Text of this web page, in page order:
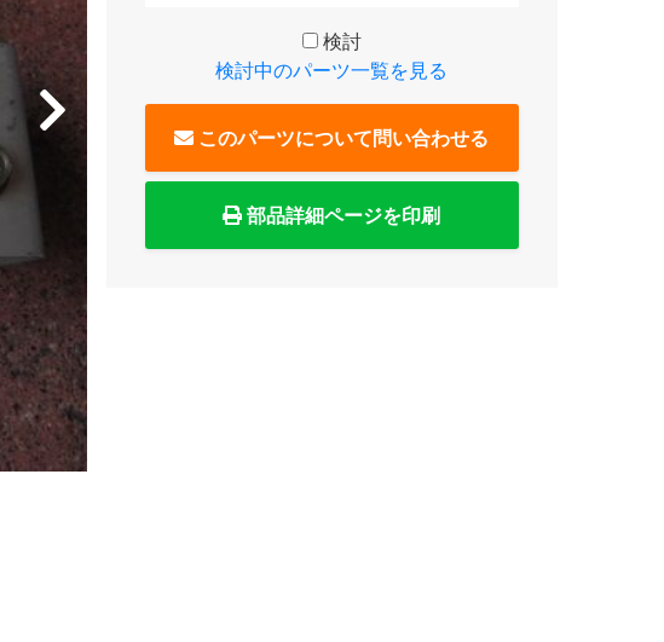
検討
検討中のパーツ一覧を見る
このパーツについて問い合わせる
部品詳細ページを印刷